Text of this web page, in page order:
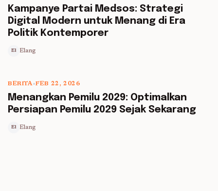
5 min read
Kampanye Partai Medsos: Strategi
Digital Modern untuk Menang di Era
Politik Kontemporer
El Elang
5 min read
BERITA•FEB 22, 2026
Menangkan Pemilu 2029: Optimalkan
Persiapan Pemilu 2029 Sejak Sekarang
El Elang